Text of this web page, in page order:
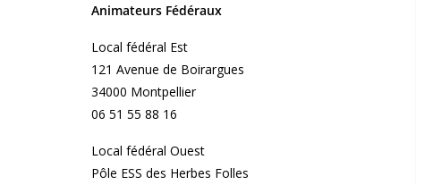
Animateurs Fédéraux
Local fédéral Est
121 Avenue de Boirargues
34000 Montpellier
06 51 55 88 16
Local fédéral Ouest
Pôle ESS des Herbes Folles